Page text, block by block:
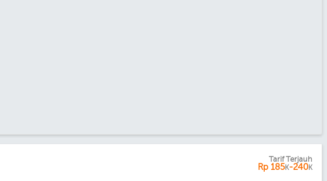
Tarif Terjauh
Rp 185K-240K